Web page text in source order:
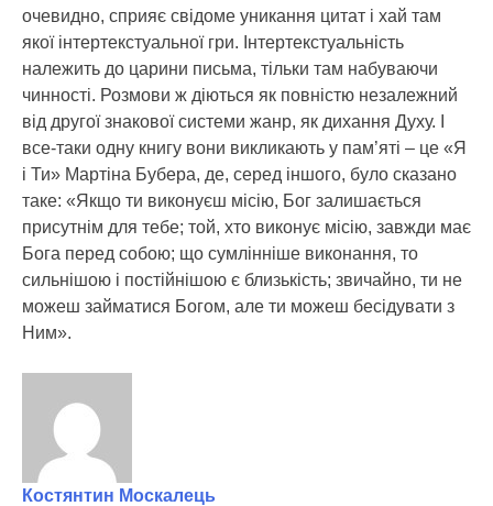
очевидно, сприяє свідоме уникання цитат і хай там
якої інтертекстуальної гри. Інтертекстуальність
належить до царини письма, тільки там набуваючи
чинності. Розмови ж діються як повністю незалежний
від другої знакової системи жанр, як дихання Духу. І
все-таки одну книгу вони викликають у пам’яті – це «Я
і Ти» Мартіна Бубера, де, серед іншого, було сказано
таке: «Якщо ти виконуєш місію, Бог залишається
присутнім для тебе; той, хто виконує місію, завжди має
Бога перед собою; що сумлінніше виконання, то
сильнішою і постійнішою є близькість; звичайно, ти не
можеш займатися Богом, але ти можеш бесідувати з
Ним».
Костянтин Москалець